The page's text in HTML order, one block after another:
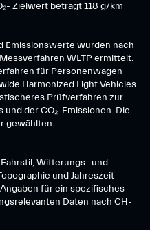
Zielwert beträgt 118 g/km
Emissionswerte wurden nach
WLTP ermittelt.
für Personenwagen
Harmonized Light Vehicles
Prüfverfahren zur
der CO₂-Emissionen. Die
gewählten
Witterungs- und
und Jahreszeit
für ein spezifisches
Daten nach CH-